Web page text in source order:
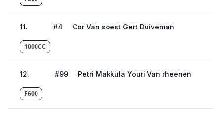
11 . #4 Cor Van soest Gert Duiveman
1000CC
12. #99 Petri Makkula Youri Van rheenen
F600